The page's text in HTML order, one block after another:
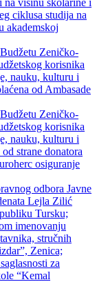
ciklusa studija na
akademskoj
Zeničko-
korisnika
nauku, kulturu i
od Ambasade
Zeničko-
korisnika
nauku, kulturu i
strane donatora
osiguranje
odbora Javne
Lejla Zilić
Tursku;
imenovanju
stručnih
Zenica;
za
“Kemal